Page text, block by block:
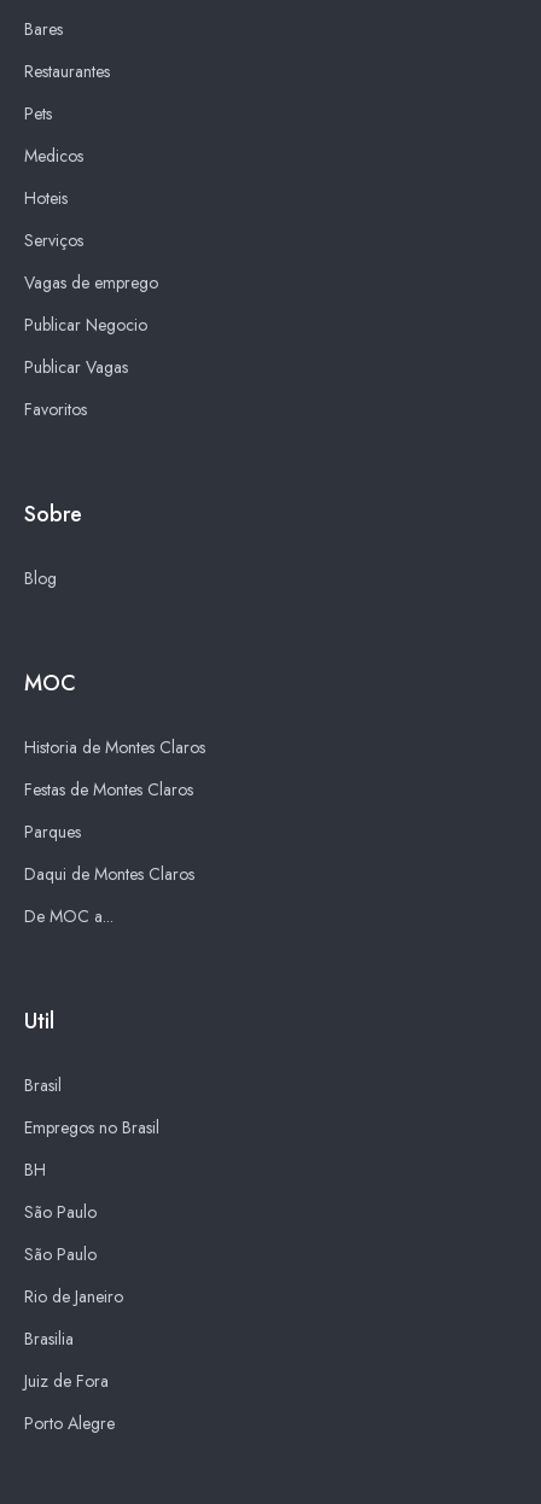
Bares
Restaurantes
Pets
Medicos
Hoteis
Serviços
Vagas de emprego
Publicar Negocio
Publicar Vagas
Favoritos
Sobre
Blog
MOC
Historia de Montes Claros
Festas de Montes Claros
Parques
Daqui de Montes Claros
De MOC a...
Util
Brasil
Empregos no Brasil
BH
São Paulo
São Paulo
Rio de Janeiro
Brasilia
Juiz de Fora
Porto Alegre